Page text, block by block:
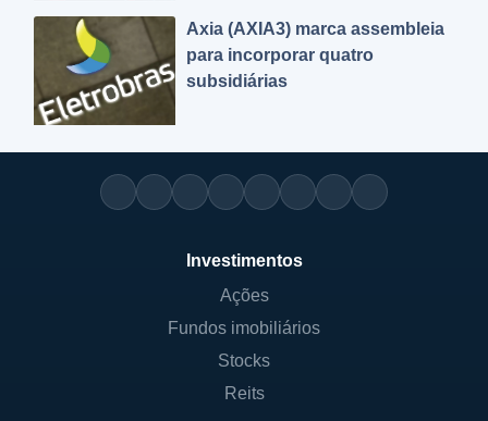
Axia (AXIA3) marca assembleia
para incorporar quatro
subsidiárias
Investimentos
Ações
Fundos imobiliários
Stocks
Reits